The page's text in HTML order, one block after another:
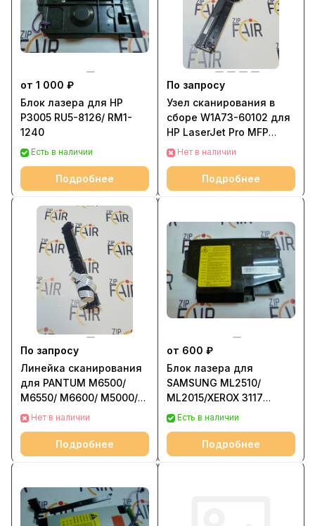
от 1 000 ₽
Блок лазера для HP
P3005 RU5-8126/ RM1-
1240
Есть в наличии
Подробнее
По запросу
Узел сканирования в
сборе W1A73-60102 для
HP LaserJet Pro MFP
M428fdn, M428fdw,
Нет в наличии
Подробнее
По запросу
Линейка сканирования
для PANTUM M6500/
M6550/ M6600/ M5000/
M6000 304500062 |
Нет в наличии
Подробнее
от 600 ₽
Блок лазера для
SAMSUNG ML2510/
ML2015/XEROX 3117
JC63-00614A
Есть в наличии
Подробнее